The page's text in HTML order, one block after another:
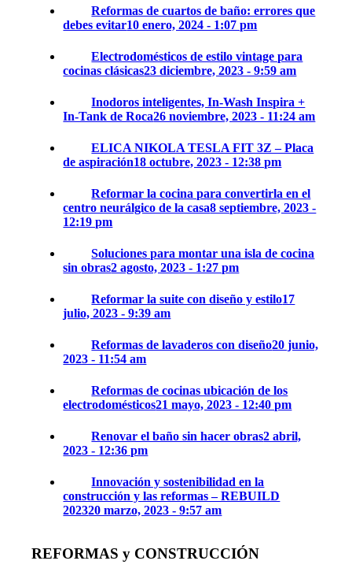
Reformas de cuartos de baño: errores que
debes evitar10 enero, 2024 - 1:07 pm
Electrodomésticos de estilo vintage para
cocinas clásicas23 diciembre, 2023 - 9:59 am
Inodoros inteligentes, In-Wash Inspira +
In-Tank de Roca26 noviembre, 2023 - 11:24 am
ELICA NIKOLA TESLA FIT 3Z – Placa
de aspiración18 octubre, 2023 - 12:38 pm
Reformar la cocina para convertirla en el
centro neurálgico de la casa8 septiembre, 2023 -
12:19 pm
Soluciones para montar una isla de cocina
sin obras2 agosto, 2023 - 1:27 pm
Reformar la suite con diseño y estilo17
julio, 2023 - 9:39 am
Reformas de lavaderos con diseño20 junio,
2023 - 11:54 am
Reformas de cocinas ubicación de los
electrodomésticos21 mayo, 2023 - 12:40 pm
Renovar el baño sin hacer obras2 abril,
2023 - 12:36 pm
Innovación y sostenibilidad en la
construcción y las reformas – REBUILD
202320 marzo, 2023 - 9:57 am
REFORMAS y CONSTRUCCIÓN